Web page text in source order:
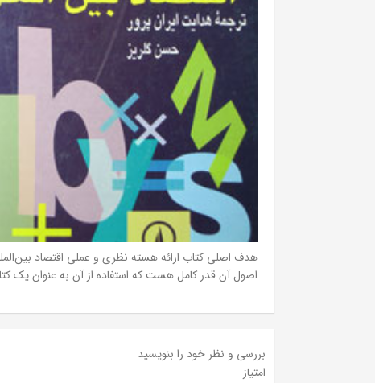
هدف اصلی کتاب ارائه هسته نظری و عملی اقتصاد
اصول آن قدر کامل هست که استفاده از آن به عنوان یک
بررسی و نظر خود را بنویسید
امتیاز